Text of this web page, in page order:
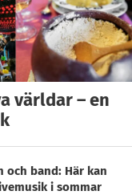
världar – en
och band: Här kan
i sommar